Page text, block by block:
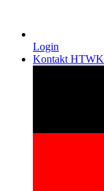
Login
Kontakt HTWK